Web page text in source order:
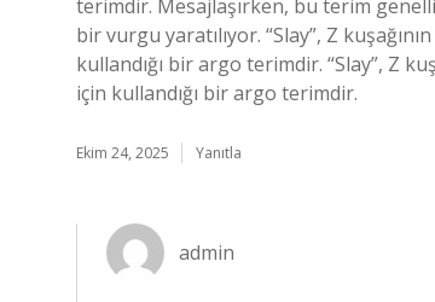
terimdir. Mesajlaşırken, bu terim
bir vurgu yaratılıyor. “Slay”, Z
kullandığı bir argo terimdir. “Slay”, Z
için kullandığı bir argo terimdir.
Ekim 24, 2025 Yanıtla
admin